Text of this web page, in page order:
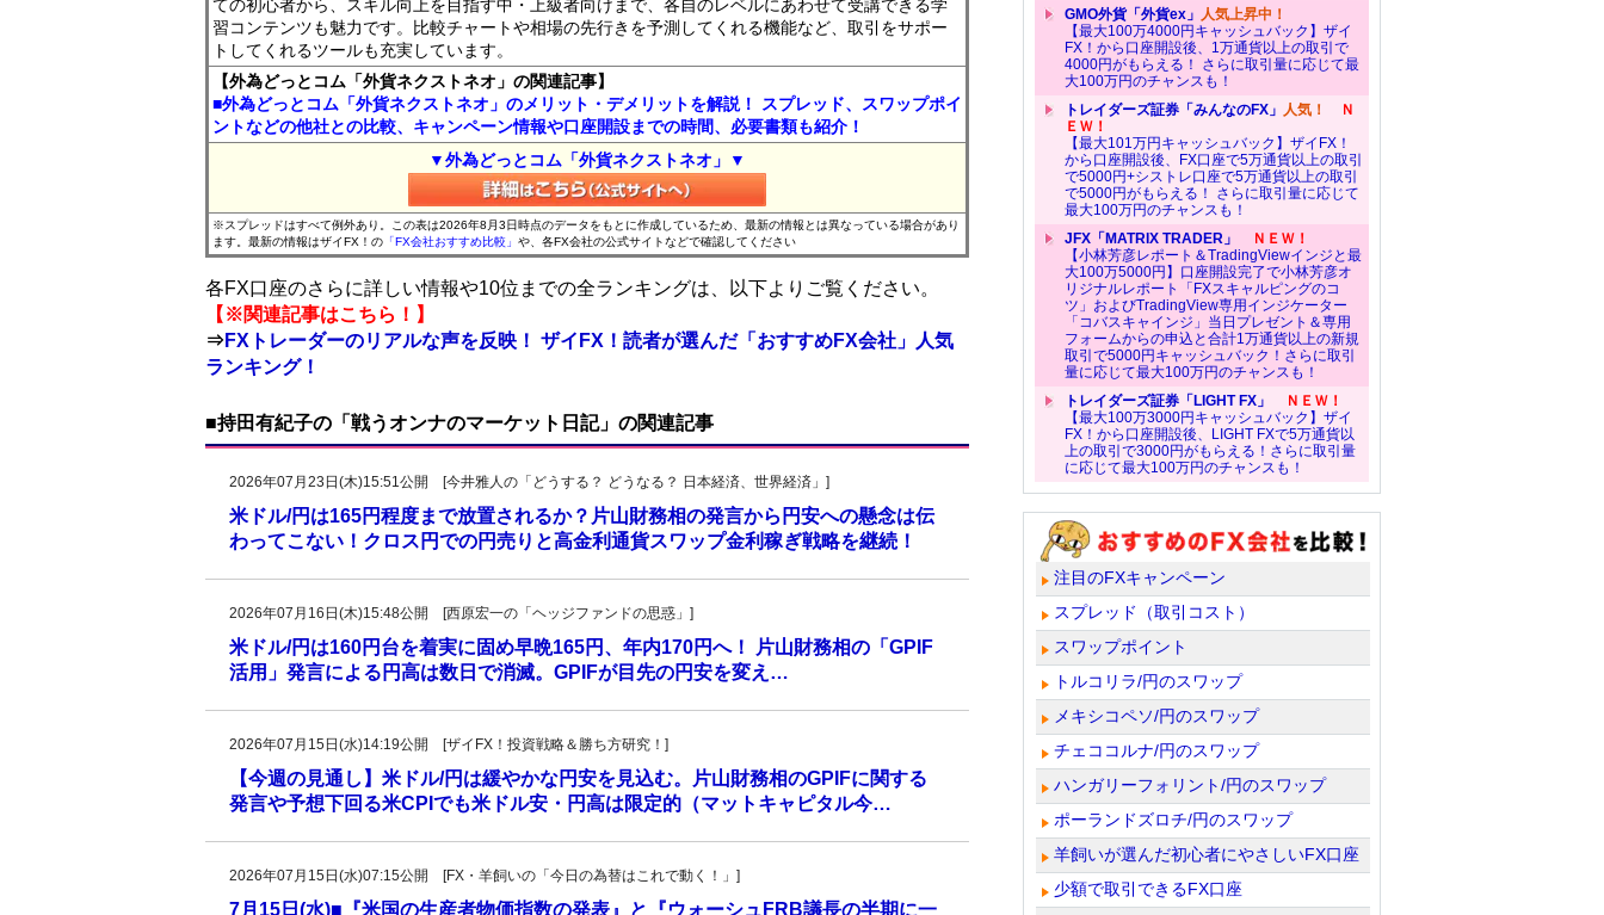
ての初心者から、スキル向上を目指す中・上級者向けまで、各自のレベルにあわせて受講できる学
習コンテンツも魅力です。比較チャートや相場の先行きを予測してくれる機能など、取引をサポー
トしてくれるツールも充実しています。
【外為どっとコム「外貨ネクストネオ」の関連記事】
■外為どっとコム「外貨ネクストネオ」のメリット・デメリットを解説！ スプレッド、スワップポイ
ントなどの他社との比較、キャンペーン情報や口座開設までの時間、必要書類も紹介！
▼外為どっとコム「外貨ネクストネオ」▼
※スプレッドはすべて例外あり。この表は2026年8月3日時点のデータをもとに作成しているため、最新の情報とは異なっている場合があり
ます。最新の情報はザイFX！の 「FX会社おすすめ比較」 や、各FX会社の公式サイトなどで確認してください
各FX口座のさらに詳しい情報や10位までの全ランキングは、以下よりご覧ください。
【※関連記事はこちら！】
⇒FXトレーダーのリアルな声を反映！ ザイFX！読者が選んだ「おすすめFX会社」人気
ランキング！
■持田有紀子の「戦うオンナのマーケット日記」の関連記事
2026年07月23日(木)15:51公開 [今井雅人の「どうする？ どうなる？ 日本経済、世界経済」]
米ドル/円は165円程度まで放置されるか？片山財務相の発言から円安への懸念は伝
わってこない！クロス円での円売りと高金利通貨スワップ金利稼ぎ戦略を継続！
2026年07月16日(木)15:48公開 [西原宏一の「ヘッジファンドの思惑」]
米ドル/円は160円台を着実に固め早晩165円、年内170円へ！ 片山財務相の「GPIF
活用」発言による円高は数日で消滅。GPIFが目先の円安を変え…
2026年07月15日(水)14:19公開 [ザイFX！投資戦略＆勝ち方研究！]
【今週の見通し】米ドル/円は緩やかな円安を見込む。片山財務相のGPIFに関する
発言や予想下回る米CPIでも米ドル安・円高は限定的（マットキャピタル今…
2026年07月15日(水)07:15公開 [FX・羊飼いの「今日の為替はこれで動く！」]
7月15日(水)■『米国の生産者物価指数の発表』と『ウォーシュFRB議長の半期に一
GMO外貨「外貨ex」 人気上昇中！
【最大100万4000円キャッシュバック】ザイ
FX！から口座開設後、1万通貨以上の取引で
4000円がもらえる！ さらに取引量に応じて最
大100万円のチャンスも！
トレイダーズ証券「みんなのFX」 人気！
Ｎ
ＥＷ！
【最大101万円キャッシュバック】ザイFX！
から口座開設後、FX口座で5万通貨以上の取引
で5000円+シストレ口座で5万通貨以上の取引
で5000円がもらえる！ さらに取引量に応じて
最大100万円のチャンスも！
JFX「MATRIX TRADER」
ＮＥＷ！
【小林芳彦レポート＆TradingViewインジと最
大100万5000円】口座開設完了で小林芳彦オ
リジナルレポート「FXスキャルピングのコ
ツ」およびTradingView専用インジケーター
「コバスキャインジ」当日プレゼント＆専用
フォームからの申込と合計1万通貨以上の新規
取引で5000円キャッシュバック！さらに取引
量に応じて最大100万円のチャンスも！
トレイダーズ証券「LIGHT FX」
ＮＥＷ！
【最大100万3000円キャッシュバック】ザイ
FX！から口座開設後、LIGHT FXで5万通貨以
上の取引で3000円がもらえる！さらに取引量
に応じて最大100万円のチャンスも！
注目のFXキャンペーン
スプレッド（取引コスト）
スワップポイント
トルコリラ/円のスワップ
メキシコペソ/円のスワップ
チェココルナ/円のスワップ
ハンガリーフォリント/円のスワップ
ポーランドズロチ/円のスワップ
羊飼いが選んだ初心者にやさしいFX口座
少額で取引できるFX口座